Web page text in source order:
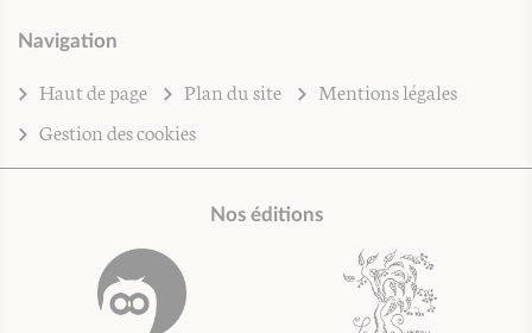
Navigation
Haut de page Plan du site
Mentions légales
Gestion des cookies
Nos éditions